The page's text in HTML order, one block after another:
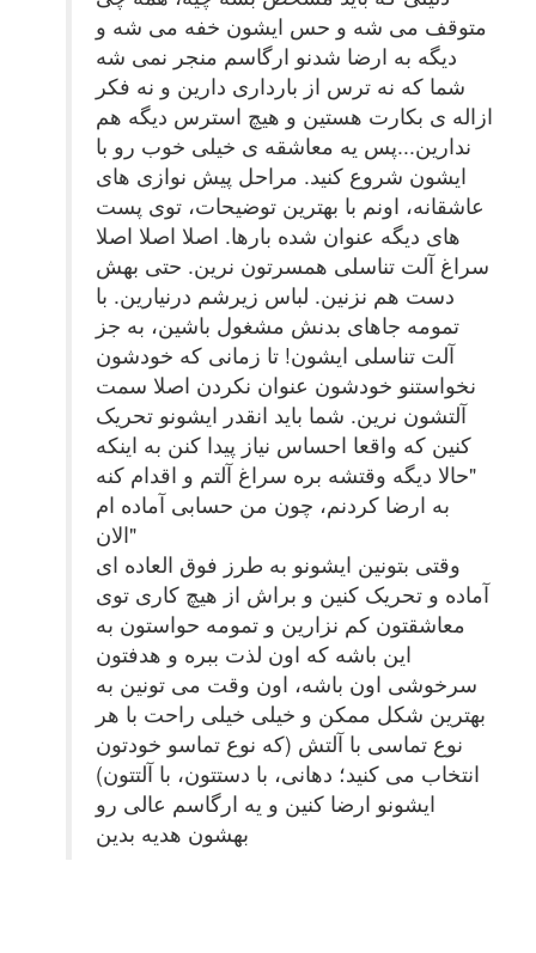
متوقف می شه و حس ایشون خفه می شه و
دیگه به ارضا شدنو ارگاسم منجر نمی شه
شما که نه ترس از بارداری دارین و نه فکر
ازاله ی بکارت هستین و هیچ استرس دیگه هم
ندارین...پس یه معاشقه ی خیلی خوب رو با
ایشون شروع کنید. مراحل پیش نوازی های
عاشقانه، اونم با بهترین توضیحات، توی پست
های دیگه عنوان شده بارها. اصلا اصلا اصلا
سراغ آلت تناسلی همسرتون نرین. حتی بهش
دست هم نزنین. لباس زیرشم درنیارین. با
تمومه جاهای بدنش مشغول باشین، به جز
آلت تناسلی ایشون! تا زمانی که خودشون
نخواستنو خودشون عنوان نکردن اصلا سمت
آلتشون نرین. شما باید انقدر ایشونو تحریک
کنین که واقعا احساس نیاز پیدا کنن به اینکه
"حالا دیگه وقتشه بره سراغ آلتم و اقدام کنه
به ارضا کردنم، چون من حسابی آماده ام
الان"
وقتی بتونین ایشونو به طرز فوق العاده ای
آماده و تحریک کنین و براش از هیچ کاری توی
معاشقتون کم نزارین و تمومه حواستون به
این باشه که اون لذت ببره و هدفتون
سرخوشی اون باشه، اون وقت می تونین به
بهترین شکل ممکن و خیلی خیلی راحت با هر
نوع تماسی با آلتش (که نوع تماسو خودتون
انتخاب می کنید؛ دهانی، با دستتون، با آلتتون)
ایشونو ارضا کنین و یه ارگاسم عالی رو
بهشون هدیه بدین